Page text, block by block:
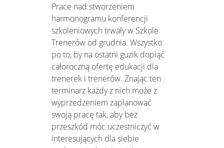
Prace nad stworzeniem
harmonogramu konferencji
szkoleniowych trwały w Szkole
Trenerów od grudnia. Wszystko
po to, by na ostatni guzik dopiąć
całoroczną ofertę edukacji dla
trenerek i trenerów. Znając ten
terminarz każdy z nich może z
wyprzedzeniem zaplanować
swoją pracę tak, aby bez
przeszkód móc uczestniczyć w
interesujących dla siebie